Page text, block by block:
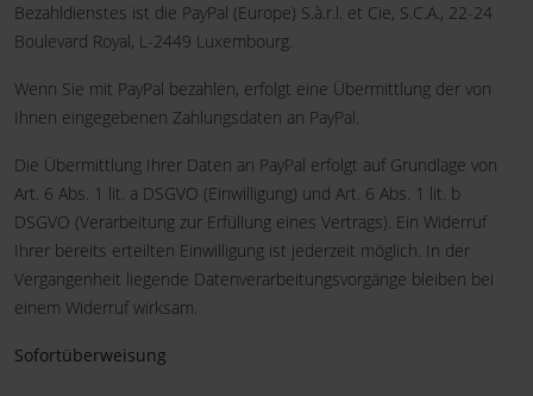
Bezahldienstes ist die PayPal (Europe) S.à.r.l. et Cie, S.C.A., 22-24
Boulevard Royal, L-2449 Luxembourg.
Wenn Sie mit PayPal bezahlen, erfolgt eine Übermittlung der von
Ihnen eingegebenen Zahlungsdaten an PayPal.
Die Übermittlung Ihrer Daten an PayPal erfolgt auf Grundlage von
Art. 6 Abs. 1 lit. a DSGVO (Einwilligung) und Art. 6 Abs. 1 lit. b
DSGVO (Verarbeitung zur Erfüllung eines Vertrags). Ein Widerruf
Ihrer bereits erteilten Einwilligung ist jederzeit möglich. In der
Vergangenheit liegende Datenverarbeitungsvorgänge bleiben bei
einem Widerruf wirksam.
Sofortüberweisung